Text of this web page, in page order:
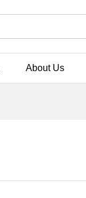
About Us